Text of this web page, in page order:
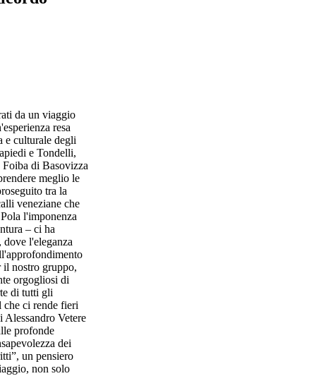
da un viaggio
resa
e culturale degli
e Tondelli,
di Basovizza
meglio le
tra la
veneziane che
l'imponenza
– ci ha
l'eleganza
il nostro gruppo,
orgogliosi di
di tutti gli
ci rende fieri
Alessandro Vetere
profonde
dei
un pensiero
non solo